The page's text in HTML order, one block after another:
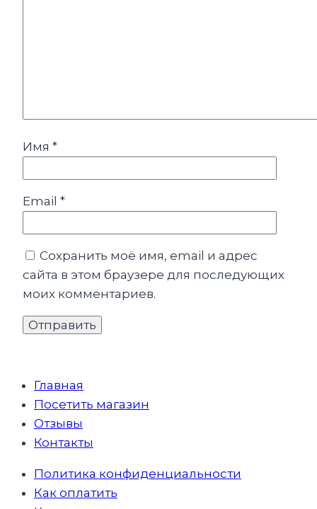
Имя *
Email *
Сохранить моё имя, email и адрес
сайта в этом браузере для последующих
моих комментариев.
Главная
Посетить магазин
Отзывы
Контакты
Политика конфиденциальности
Как оплатить